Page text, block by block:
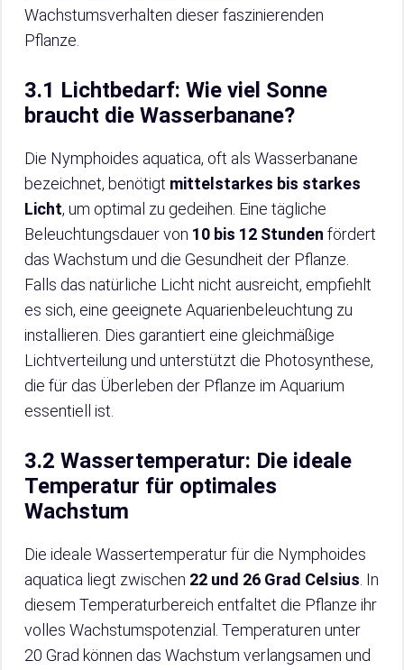
Wachstumsverhalten dieser faszinierenden
Pflanze.
3.1 Lichtbedarf: Wie viel Sonne
braucht die Wasserbanane?
Die Nymphoides aquatica, oft als Wasserbanane
bezeichnet, benötigt mittelstarkes bis starkes
Licht, um optimal zu gedeihen. Eine tägliche
Beleuchtungsdauer von 10 bis 12 Stunden fördert
das Wachstum und die Gesundheit der Pflanze.
Falls das natürliche Licht nicht ausreicht, empfiehlt
es sich, eine geeignete Aquarienbeleuchtung zu
installieren. Dies garantiert eine gleichmäßige
Lichtverteilung und unterstützt die Photosynthese,
die für das Überleben der Pflanze im Aquarium
essentiell ist.
3.2 Wassertemperatur: Die ideale
Temperatur für optimales
Wachstum
Die ideale Wassertemperatur für die Nymphoides
aquatica liegt zwischen 22 und 26 Grad Celsius . In
diesem Temperaturbereich entfaltet die Pflanze ihr
volles Wachstumspotenzial. Temperaturen unter
20 Grad können das Wachstum verlangsamen und